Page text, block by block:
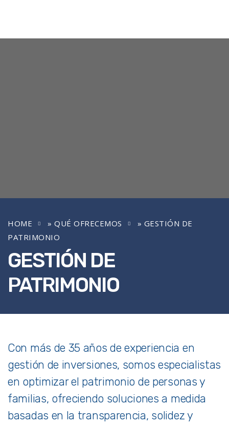
HOME » QUÉ OFRECEMOS » GESTIÓN DE
PATRIMONIO
GESTIÓN DE
PATRIMONIO
Con más de 35 años de experiencia en
gestión de inversiones, somos especialistas
en optimizar el patrimonio de personas y
familias, ofreciendo soluciones a medida
basadas en la transparencia, solidez y